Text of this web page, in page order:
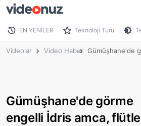
EN YENİLER Teknoloji Turu
Videolar Video Haber Gümüşhane'de görme
Gümüşhane'de görme
engelli İdris amca, flütle